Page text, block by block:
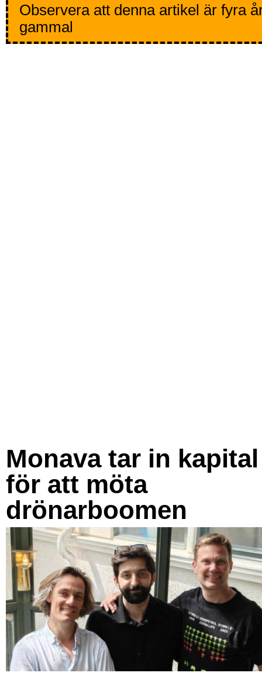
Observera att denna artikel är fyra
gammal
Monava tar in kapital
för att möta
drönarboomen